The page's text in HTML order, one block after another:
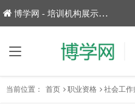
博学网 - 培训机构展示平台！
当前位置： 首页 职业资格 社会工作